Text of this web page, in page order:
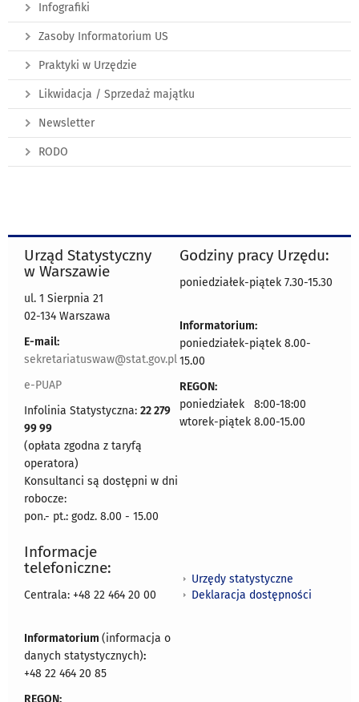
Infografiki
Zasoby Informatorium US
Praktyki w Urzędzie
Likwidacja / Sprzedaż majątku
Newsletter
RODO
Urząd Statystyczny
w Warszawie
ul. 1 Sierpnia 21
02-134 Warszawa
E-mail:
sekretariatuswaw@stat.gov.pl
e-PUAP
Infolinia Statystyczna: 22 279
99 99
(opłata zgodna z taryfą
operatora)
Konsultanci są dostępni w dni
robocze:
pon.- pt.: godz. 8.00 - 15.00
Godziny pracy Urzędu:
poniedziałek-piątek 7.30-15.30
Informatorium:
poniedziałek-piątek 8.00-
15.00
REGON:
poniedziałek 8:00-18:00
wtorek-piątek 8.00-15.00
Informacje
telefoniczne:
Centrala: +48 22 464 20 00
Informatorium (informacja o
danych statystycznych):
+48 22 464 20 85
Urzędy statystyczne
Deklaracja dostępności